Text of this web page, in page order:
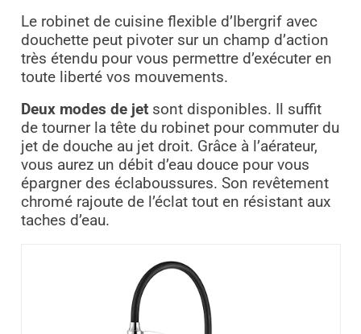
Le robinet de cuisine flexible d’Ibergrif avec
douchette peut pivoter sur un champ d’action
très étendu pour vous permettre d’exécuter en
toute liberté vos mouvements.
Deux modes de jetsont disponibles. Il suffit
de tourner la tête du robinet pour commuter du
jet de douche au jet droit. Grâce à l’aérateur,
vous aurez un débit d’eau douce pour vous
épargner des éclaboussures. Son revêtement
chromé rajoute de l’éclat tout en résistant aux
taches d’eau.